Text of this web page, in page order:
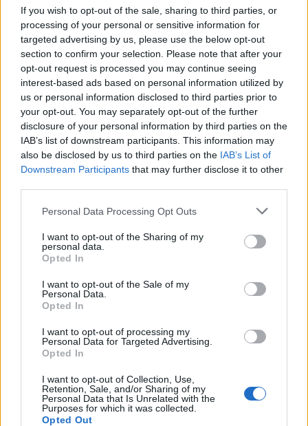
If you wish to opt-out of the sale, sharing to third parties, or
processing of your personal or sensitive information for
targeted advertising by us, please use the below opt-out
section to confirm your selection. Please note that after your
opt-out request is processed you may continue seeing
interest-based ads based on personal information utilized by
us or personal information disclosed to third parties prior to
your opt-out. You may separately opt-out of the further
disclosure of your personal information by third parties on the
IAB’s list of downstream participants. This information may
also be disclosed by us to third parties on the IAB’s List of
Downstream Participants that may further disclose it to other
Please note that this website/app uses one or more Google
not limited to your visit or usage behaviour. You may click to
grant or deny consent to Google and its third-party tags to
use your data for below specified purposes in below Google
consent section.
Personal Data Processing Opt Outs
I want to opt-out of the Sharing of my
personal data.
Opted In
I want to opt-out of the Sale of my
Personal Data.
Opted In
I want to opt-out of processing my
Personal Data for Targeted Advertising.
Opted In
I want to opt-out of Collection, Use,
Retention, Sale, and/or Sharing of my
Personal Data that Is Unrelated with the
Purposes for which it was collected.
Opted Out
SZTÁRHÍREK
Várandósan is igent mondott a
meztelenruhára: Kourtney
Kardashian csak úgy tündököl